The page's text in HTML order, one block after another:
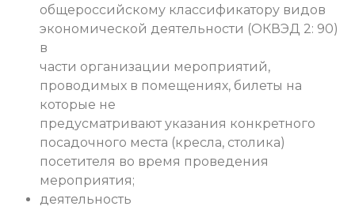
общероссийскому классификатору видов
экономической деятельности (ОКВЭД 2: 90)
в
части организации мероприятий,
проводимых в помещениях, билеты на
которые не
предусматривают указания конкретного
посадочного места (кресла, столика)
посетителя во время проведения
мероприятия;
деятельность